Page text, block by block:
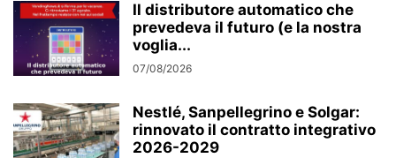
Il distributore automatico che
prevedeva il futuro (e la nostra
voglia...
07/08/2026
Nestlé, Sanpellegrino e Solgar:
rinnovato il contratto integrativo
2026-2029